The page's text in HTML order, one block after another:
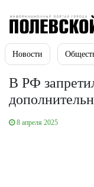
Новости
В РФ
8 апреля 2025